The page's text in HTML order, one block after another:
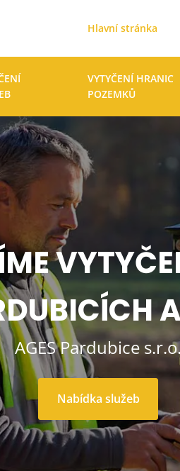
Hlavní stránka
VYTYČENÍ HRANIC
POZEMKŮ
AGES Pardubice
Nabídka služeb